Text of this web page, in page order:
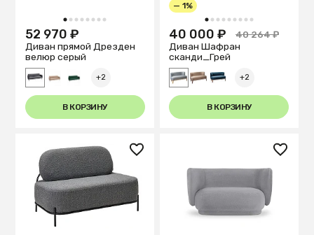
1 2 3 4 5 6 7 8
52 970 ₽
Диван прямой Дрезден
велюр серый
+2
В КОРЗИНУ
1 2 3 4 5 6 7 8 9
— 1%
40 000 ₽
40 264 ₽
Диван Шафран
сканди_Грей
+2
В КОРЗИНУ